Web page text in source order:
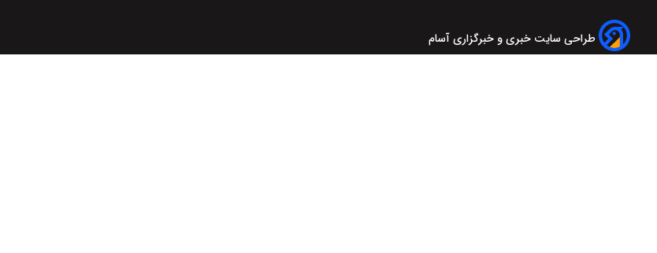
طراحی سایت خبری و خبرگزاری آسام